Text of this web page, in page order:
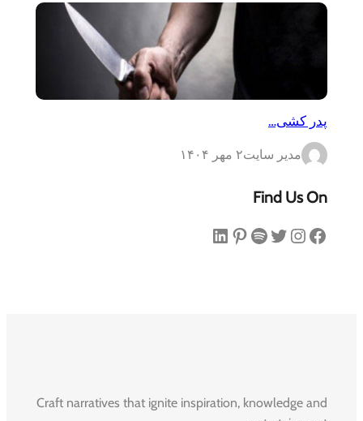
پدر کشی…
مدیر سایت۲ مهر ۱۴۰۴
Find Us On
فیس‌بوک اینستاگرم توییتر اسپاتیفای پینترست لینکداین
Craft narratives that ignite inspiration, knowledge and